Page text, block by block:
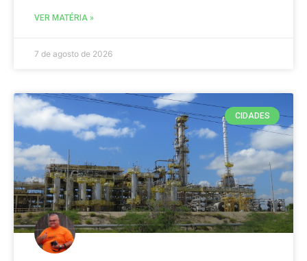
VER MATÉRIA »
7 de agosto de 2026
CIDADES